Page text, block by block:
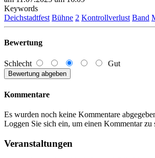
Keywords
Deichstadtfest Bühne 2 Kontrollverlust Band
Bewertung
Schlecht Gut
Kommentare
Es wurden noch keine Kommentare
Loggen Sie sich ein, um einen Kommentar zu
Veranstaltungen